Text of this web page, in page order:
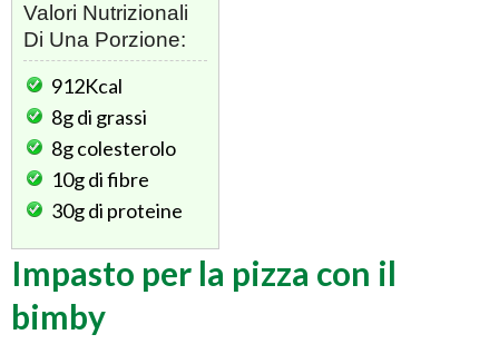
Valori Nutrizionali
Di Una Porzione:
912Kcal
8gdi grassi
8gcolesterolo
10gdi fibre
30gdi proteine
Impasto per la pizza con il
bimby